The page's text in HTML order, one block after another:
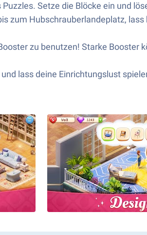
Setze die Blöcke ein und
zum Hubschrauberlandeplatz,
zu benutzen! Starke Booster
lass deine Einrichtungslust